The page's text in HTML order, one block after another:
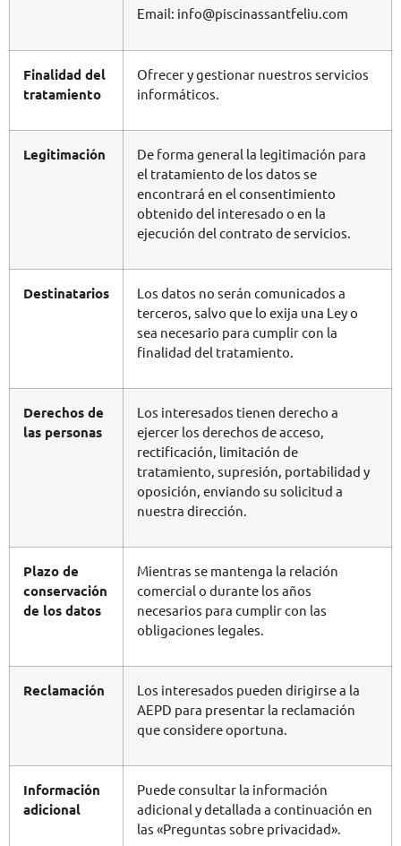
Email: info@piscinassantfeliu.com
Finalidad del
tratamiento
Ofrecer y gestionar nuestros servicios
informáticos.
Legitimación
De forma general la legitimación para
el tratamiento de los datos se
encontrará en el consentimiento
obtenido del interesado o en la
ejecución del contrato de servicios.
Destinatarios
Los datos no serán comunicados a
terceros, salvo que lo exija una Ley o
sea necesario para cumplir con la
finalidad del tratamiento.
Derechos de
las personas
Los interesados tienen derecho a
ejercer los derechos de acceso,
rectificación, limitación de
tratamiento, supresión, portabilidad y
oposición, enviando su solicitud a
nuestra dirección.
Plazo de
conservación
de los datos
Mientras se mantenga la relación
comercial o durante los años
necesarios para cumplir con las
obligaciones legales.
Reclamación
Los interesados pueden dirigirse a la
AEPD para presentar la reclamación
que considere oportuna.
Información
adicional
Puede consultar la información
adicional y detallada a continuación en
las «Preguntas sobre privacidad».